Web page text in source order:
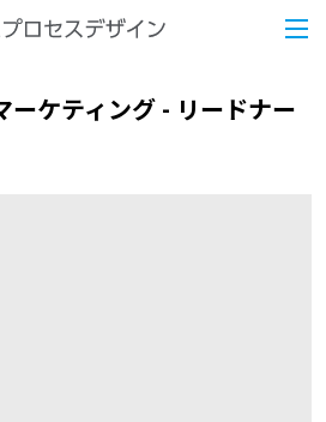
ーケティング - リードナー